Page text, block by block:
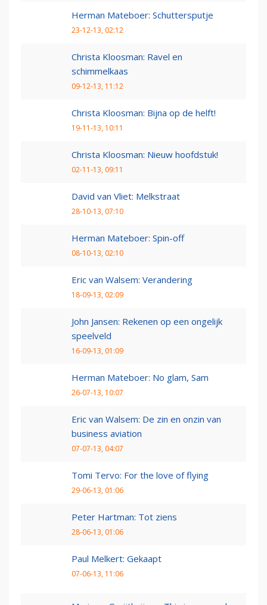
Herman Mateboer: Schuttersputje
23-12-13, 02:12
Christa Kloosman: Ravel en
schimmelkaas
09-12-13, 11:12
Christa Kloosman: Bijna op de helft!
19-11-13, 10:11
Christa Kloosman: Nieuw hoofdstuk!
02-11-13, 09:11
David van Vliet: Melkstraat
28-10-13, 07:10
Herman Mateboer: Spin-off
08-10-13, 02:10
Eric van Walsem: Verandering
18-09-13, 02:09
John Jansen: Rekenen op een ongelijk
speelveld
16-09-13, 01:09
Herman Mateboer: No glam, Sam
26-07-13, 10:07
Eric van Walsem: De zin en onzin van
business aviation
07-07-13, 04:07
Tomi Tervo: For the love of flying
29-06-13, 01:06
Peter Hartman: Tot ziens
28-06-13, 01:06
Paul Melkert: Gekaapt
07-06-13, 11:06